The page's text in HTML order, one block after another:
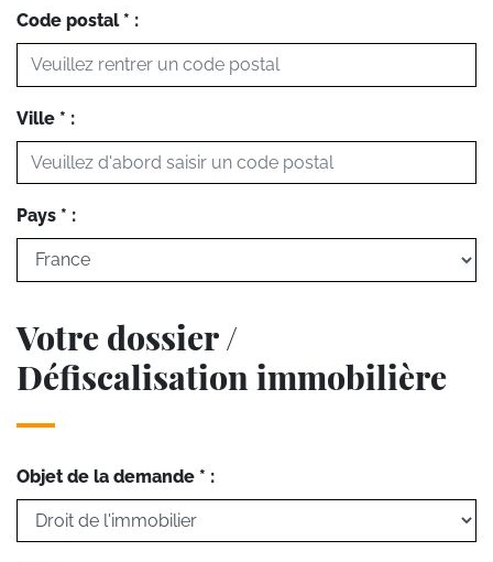
Code postal * :
Ville * :
Pays * :
Votre dossier /
Défiscalisation immobilière
Objet de la demande * :